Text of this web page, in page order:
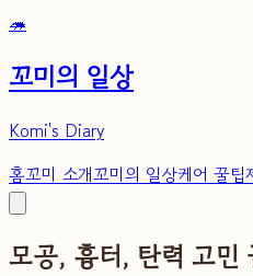
🦔
꼬미의 일상
Komi's Diary
홈꼬미 소개꼬미의 일상케어 꿀팁
모공, 흉터, 탄력 고민